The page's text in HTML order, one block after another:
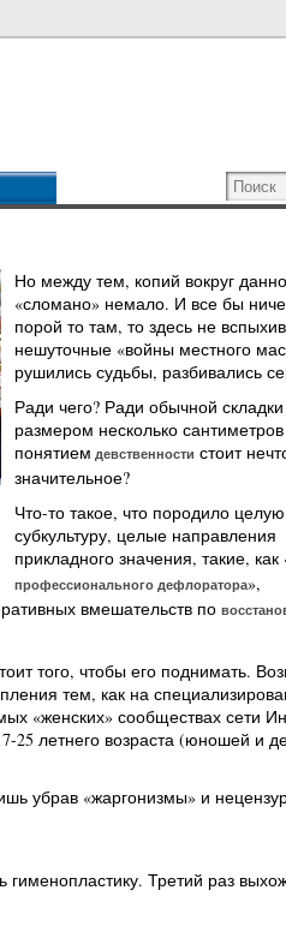
Но между тем, копий вокруг
«сломано» немало. И все бы
порой то там, то здесь не
нешуточные «войны местного
рушились судьбы, разбивались
Ради чего? Ради обычной
размером несколько
понятием девственности стоит
значительное?
Что-то такое, что породило целую
субкультуру, целые направления
прикладного значения, такие, как
профессионального дефлоратора»,
вмешательств по
того, чтобы его поднимать.
тем, как на
«женских» сообществах сети
25 летнего возраста (юношей и
убрав «жаргонизмы» и
Третий раз